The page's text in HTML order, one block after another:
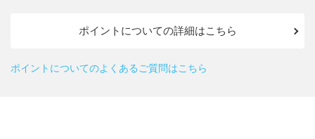
ポイントについての詳細はこちら
ポイントについてのよくあるご質問はこちら